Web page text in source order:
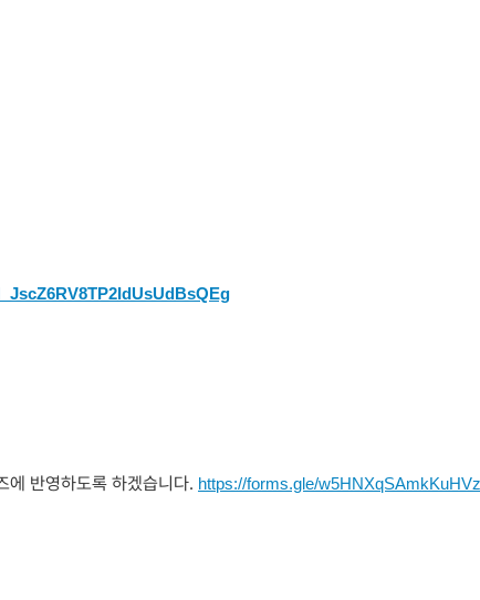
에 반영하도록 하겠습니다. https://forms.gle/